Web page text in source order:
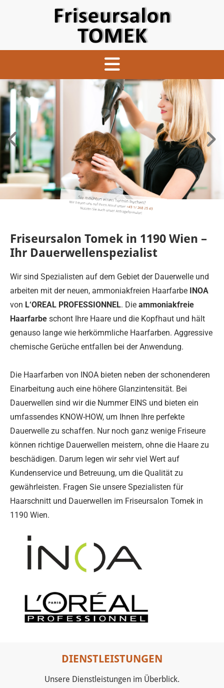
Friseursalon Tomek in 1190 Wien –
Ihr Dauerwellenspezialist
Wir sind Spezialisten auf dem Gebiet der Dauerwelle und
arbeiten mit der neuen, ammoniakfreien Haarfarbe
INOA
von L‘OREAL PROFESSIONNEL. Die ammoniakfreie
Haarfarbe schont Ihre Haare und die Kopfhaut und hält
genauso lange wie herkömmliche Haarfarben. Aggressive
chemische Gerüche entfallen bei der Anwendung.
Die Haarfarben von INOA bieten neben der schonenderen
Einarbeitung auch eine höhere Glanzintensität. Bei
Dauerwellen sind wir die Nummer EINS und bieten ein
umfassendes KNOW-HOW, um Ihnen Ihre perfekte
Dauerwelle zu schaffen. Nur noch ganz wenige Friseure
können richtige Dauerwellen meistern, ohne die Haare zu
beschädigen. Darum legen wir sehr viel Wert auf
Kundenservice und Betreuung, um die Qualität zu
gewährleisten. Fragen Sie unsere Spezialisten für
Haarschnitt und Dauerwellen im Friseursalon Tomek in
1190 Wien.
DIENSTLEISTUNGEN
Unsere Dienstleistungen im Überblick.